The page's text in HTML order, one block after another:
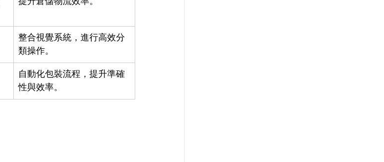
整合視覺系統，進行高效分
類操作。
自動化包裝流程，提升準確
性與效率。